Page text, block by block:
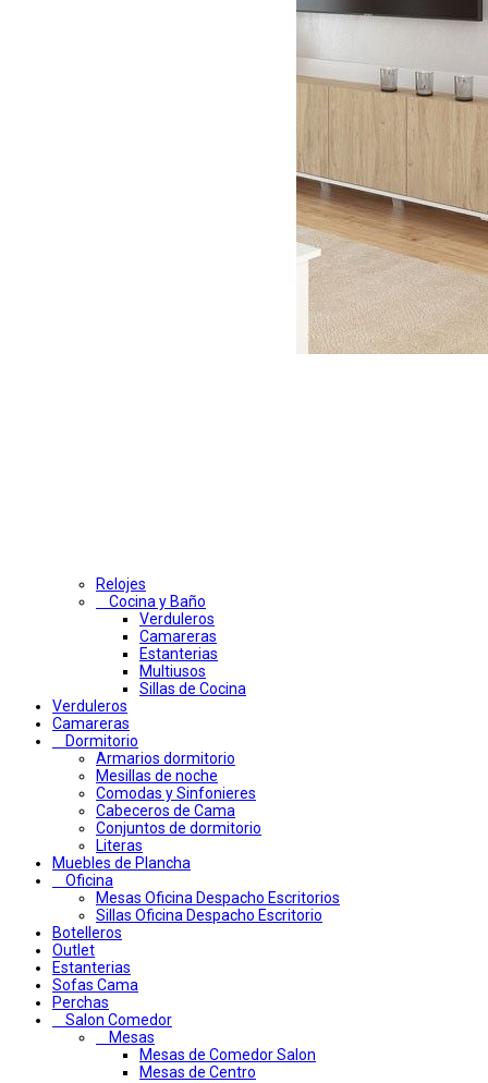
Relojes
Cocina y Baño
Verduleros
Camareras
Estanterias
Multiusos
Sillas de Cocina
Verduleros
Camareras
Dormitorio
Armarios dormitorio
Mesillas de noche
Comodas y Sinfonieres
Cabeceros de Cama
Conjuntos de dormitorio
Literas
Muebles de Plancha
Oficina
Mesas Oficina Despacho Escritorios
Sillas Oficina Despacho Escritorio
Botelleros
Outlet
Estanterias
Sofas Cama
Perchas
Salon Comedor
Mesas
Mesas de Comedor Salon
Mesas de Centro